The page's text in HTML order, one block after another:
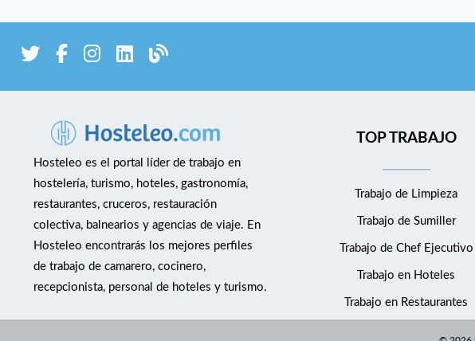
Hosteleo es el portal líder de trabajo en
hostelería, turismo, hoteles, gastronomía,
restaurantes, cruceros, restauración
colectiva, balnearios y agencias de viaje. En
Hosteleo encontrarás los mejores perfiles
de trabajo de camarero, cocinero,
recepcionista, personal de hoteles y turismo.
TOP TRABAJO
Trabajo de Limpieza
Trabajo de Sumiller
Trabajo de Chef Ejecutivo
Trabajo en Hoteles
Trabajo en Restaurantes